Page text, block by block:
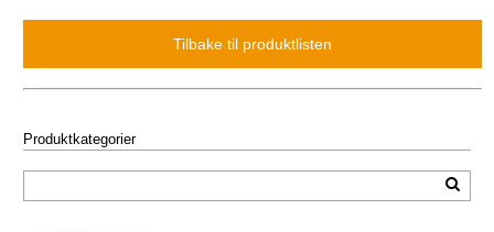
Produktkategorier